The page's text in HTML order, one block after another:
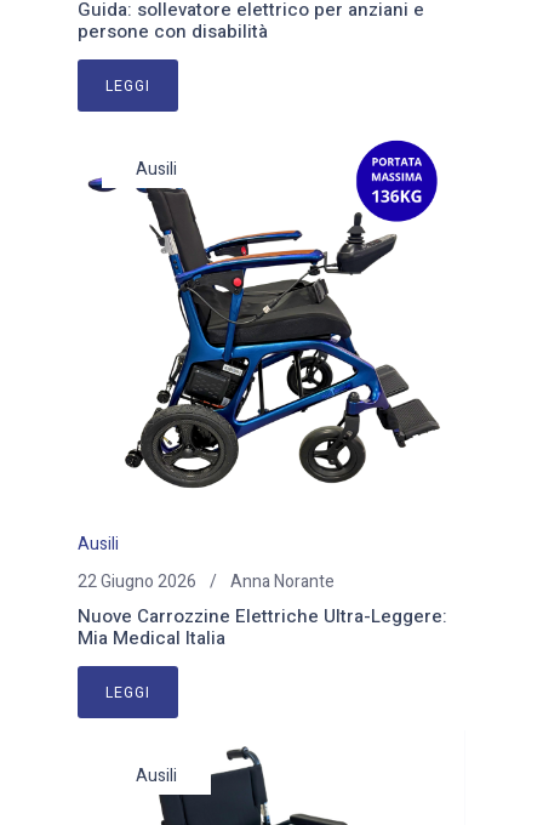
Guida: sollevatore elettrico per anziani e
persone con disabilità
LEGGI
Ausili
Ausili
22 Giugno 2026
Anna Norante
Nuove Carrozzine Elettriche Ultra-Leggere:
Mia Medical Italia
LEGGI
Ausili